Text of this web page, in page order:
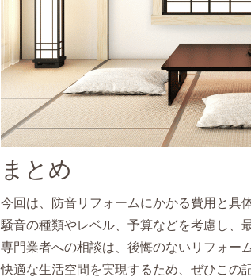
まとめ
今回は、防音リフォームにかかる費用と具
騒音の種類やレベル、予算などを考慮し、
専門業者への相談は、後悔のないリフォー
快適な生活空間を実現するため、ぜひこの